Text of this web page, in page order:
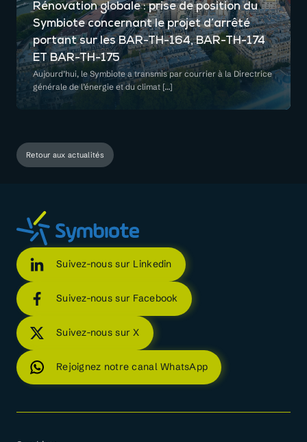
Rénovation globale : prise de position du
Symbiote concernant le projet d’arrêté
portant sur les BAR-TH-164, BAR-TH-174
ET BAR-TH-175
Aujourd’hui, le Symbiote a transmis par courrier à la Directrice
générale de l’énergie et du climat […]
Retour aux actualités
Suivez-nous sur Linkedin
Suivez-nous sur Facebook
Suivez-nous sur X
Rejoignez notre canal WhatsApp